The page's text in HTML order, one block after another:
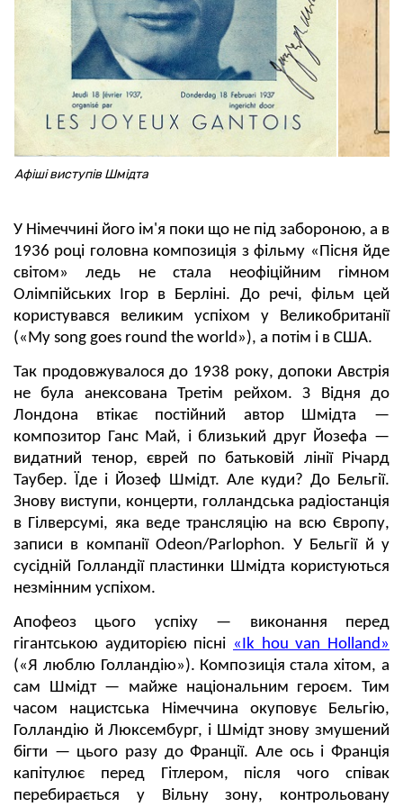
Афіші виступів Шмідта
У Німеччині його ім'я поки що не під забороною, а в
1936 році головна композиція з фільму «Пісня йде
світом» ледь не стала неофіційним гімном
Олімпійських Ігор в Берліні. До речі, фільм цей
користувався великим успіхом у Великобританії
(«My song goes round the world»), а потім і в США.
Так продовжувалося до 1938 року, допоки Австрія
не була анексована Третім рейхом. З Відня до
Лондона втікає постійний автор Шмідта —
композитор Ганс Май, і близький друг Йозефа —
видатний тенор, єврей по батьковій лінії Річард
Таубер. Їде і Йозеф Шмідт. Але куди? До Бельгії.
Знову виступи, концерти, голландська радіостанція
в Гілверсумі, яка веде трансляцію на всю Європу,
записи в компанії Odeon/Parlophon. У Бельгії й у
сусідній Голландії пластинки Шмідта користуються
незмінним успіхом.
Апофеоз цього успіху — виконання перед
гігантською аудиторією пісні «Ik hou van Holland»
(«Я люблю Голландію»). Композиція стала хітом, а
сам Шмідт — майже національним героєм. Тим
часом нацистська Німеччина окуповує Бельгію,
Голландію й Люксембург, і Шмідт знову змушений
бігти — цього разу до Франції. Але ось і Франція
капітулює перед Гітлером, після чого співак
перебирається у Вільну зону, контрольовану